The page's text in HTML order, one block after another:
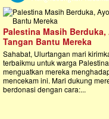
Palestina Masih
Tangan Bantu Mereka
Sahabat, Ulurtangan mari
terbaikmu untuk warga
menguatkan mereka
mencekam ini. Mari dukung
berdonasi dengan cara:...